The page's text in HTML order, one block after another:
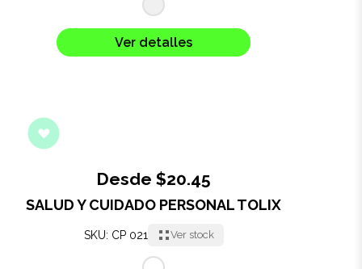
Targus
Mascotas
Arte
Sublimación
Ver detalles
Desde $20.45
SALUD Y CUIDADO PERSONAL TOLIX
SKU: CP 021 Ver stock